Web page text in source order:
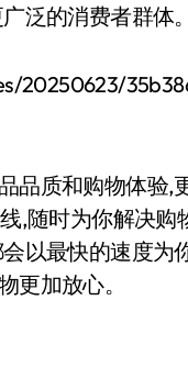
泛的消费者群体。
质和购物体验,
,随时为你解决
以最快的速度为
更加放心。